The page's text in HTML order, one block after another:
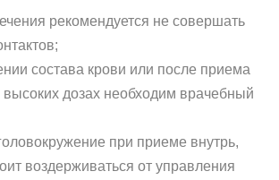
рекомендуется не совершать
состава крови или после приема
высоких дозах необходим врачебный
при приеме внутрь,
воздерживаться от управления